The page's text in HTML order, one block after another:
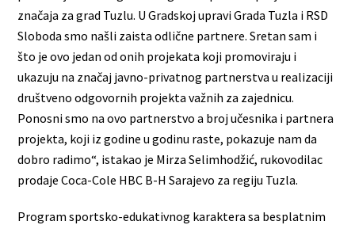
značaja za grad Tuzlu. U Gradskoj upravi Grada Tuzla i RSD
Sloboda smo našli zaista odlične partnere. Sretan sam i
što je ovo jedan od onih projekata koji promoviraju i
ukazuju na značaj javno-privatnog partnerstva u realizaciji
društveno odgovornih projekta važnih za zajednicu.
Ponosni smo na ovo partnerstvo a broj učesnika i partnera
projekta, koji iz godine u godinu raste, pokazuje nam da
dobro radimo“, istakao je Mirza Selimhodžić, rukovodilac
prodaje Coca-Cole HBC B-H Sarajevo za regiju Tuzla.
Program sportsko-edukativnog karaktera sa besplatnim